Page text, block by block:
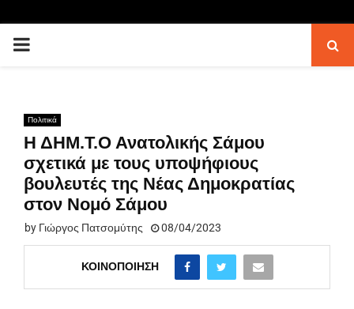
PRIMARY
Πολιτικά
Η ΔΗΜ.Τ.Ο Ανατολικής Σάμου
σχετικά με τους υποψήφιους
βουλευτές της Νέας Δημοκρατίας
στον Νομό Σάμου
by Γιώργος Πατσομύτης 08/04/2023
ΚΟΙΝΟΠΟΊΗΣΗ